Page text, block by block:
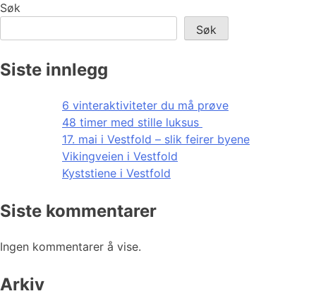
Søk
Søk
Siste innlegg
6 vinteraktiviteter du må prøve
48 timer med stille luksus
17. mai i Vestfold – slik feirer byene
Vikingveien i Vestfold
Kyststiene i Vestfold
Siste kommentarer
Ingen kommentarer å vise.
Arkiv